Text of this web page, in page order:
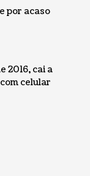
por acaso
2016, cai a
celular